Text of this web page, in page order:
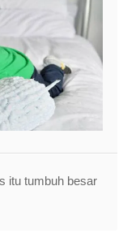
itu tumbuh besar